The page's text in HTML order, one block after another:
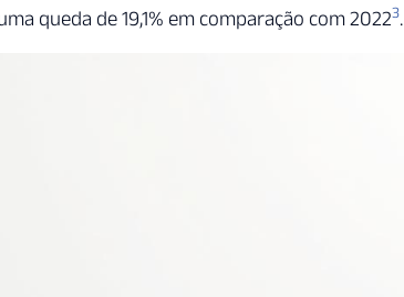
queda de 19,1% em comparação com 20223.